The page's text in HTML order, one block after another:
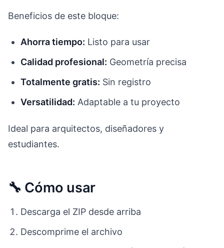
Beneficios de este bloque:
Ahorra tiempo: Listo para usar
Calidad profesional: Geometría precisa
Totalmente gratis: Sin registro
Versatilidad: Adaptable a tu proyecto
Ideal para arquitectos, diseñadores y
estudiantes.
🔧 Cómo usar
Descarga el ZIP desde arriba
Descomprime el archivo